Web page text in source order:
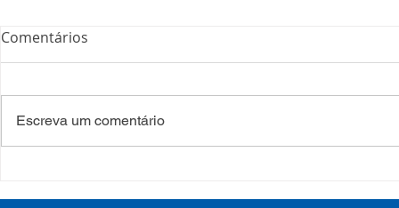
001/2022
Comentários
Escreva um comentário